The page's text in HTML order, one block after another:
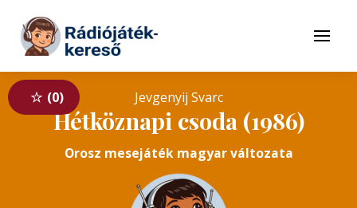
Tovább a tartalomhoz
Menü
0 Jevgenyij Svarc
Hétköznapi csoda (1986)
Orosz mesejáték magyar változata